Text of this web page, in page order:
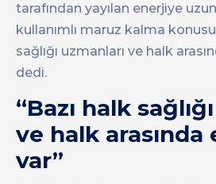
tarafından yayılan enerjiye
kullanımlı maruz kalma
sağlığı uzmanları ve halk
dedi.
“Bazı halk
ve halk arasında
var”